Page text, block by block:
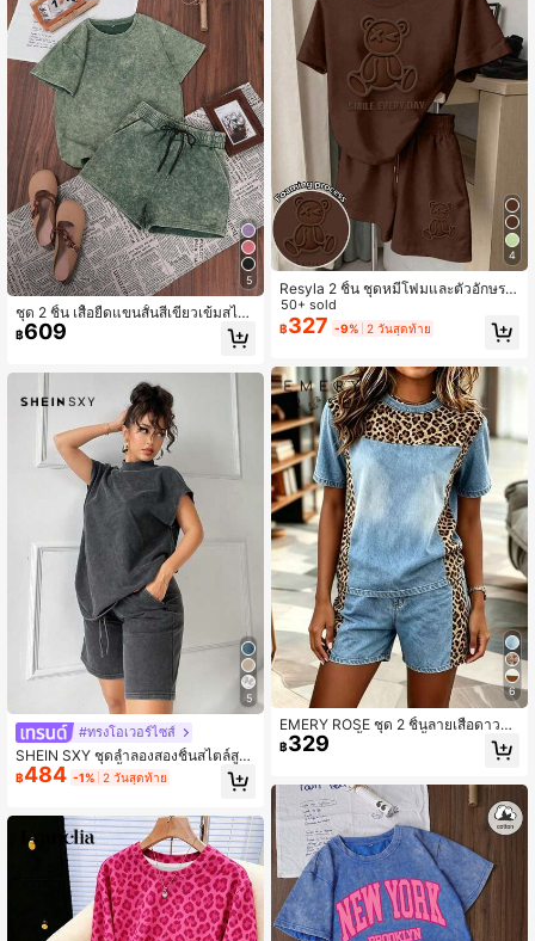
5
ชุด 2 ชิ้น เสื้อยืดแขนสั้นสีเขียวเข้มสไต
ล์วินเทจผ้าฝ้ายสำหรับฤดูร้อนและกางเก
งขาสั้นมีเชือกรูด LQTY สำหรับผู้หญิง เ
฿609
5
#ทรงโอเวอร์ไซส์
SHEIN SXY ชุดลำลองสองชิ้นสไตล์สูญ
เปล่าในฤดูร้อน เสื้อยืดล้างหิมะพร้อมไห
ล่ตกและกางเกงขาสั้นเบอร์มิวดาขากว้
฿484 -1% 2 วันสุดท้าย
4
Resyla 2 ชิ้น ชุดหมีโฟมและตัวอักษรพิ
มพ์ลายสำหรับผู้หญิง เหมาะสำหรับใส่ใ
นชีวิตประจำวัน
50+ sold
฿327 -9% 2 วันสุดท้าย
6
EMERY ROSE ชุด 2 ชิ้นลายเสือดาวสำ
หรับผู้หญิง: เสื้อยืดแขนสั้นหลวมและกา
งเกงขาสั้น; ชุดลำลองเหมาะสำหรับการ
฿329